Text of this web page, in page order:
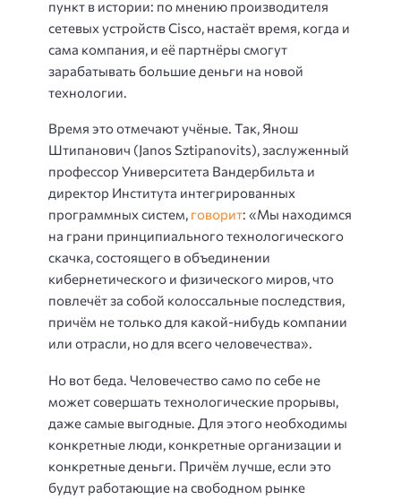
пункт в истории: по мнению производителя
сетевых устройств Cisco, настаёт время, когда и
сама компания, и её партнёры смогут
зарабатывать большие деньги на новой
технологии.
Время это отмечают учёные. Так, Янош
Штипанович (Janos Sztipanovits), заслуженный
профессор Университета Вандербильта и
директор Института интегрированных
программных систем, говорит: «Мы находимся
на грани принципиального технологического
скачка, состоящего в объединении
кибернетического и физического миров, что
повлечёт за собой колоссальные последствия,
причём не только для какой-нибудь компании
или отрасли, но для всего человечества».
Но вот беда. Человечество само по себе не
может совершать технологические прорывы,
даже самые выгодные. Для этого необходимы
конкретные люди, конкретные организации и
конкретные деньги. Причём лучше, если это
будут работающие на свободном рынке